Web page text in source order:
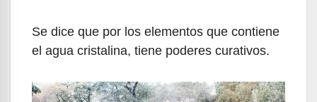
Se dice que por los elementos que contiene
el agua cristalina, tiene poderes curativos.